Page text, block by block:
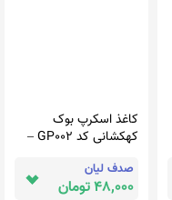
کاغذ اسکرپ بوک
کهکشانی کد GP002 –
صدف لیان
48,000 تومان